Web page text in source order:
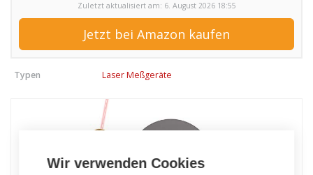
Zuletzt aktualisiert am: 6. August 2026 18:55
Jetzt bei Amazon kaufen
Typen Laser Meßgeräte
Wir verwenden Cookies